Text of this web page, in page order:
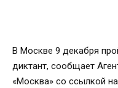
В Москве 9 декабря
диктант, сообщает
«Москва» со ссылкой